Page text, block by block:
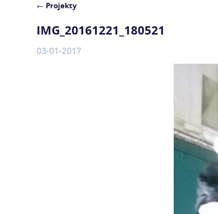
← Projekty
IMG_20161221_180521
03-01-2017